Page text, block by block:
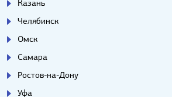
Казань
Челябинск
Омск
Самара
Ростов-на-Дону
Уфа